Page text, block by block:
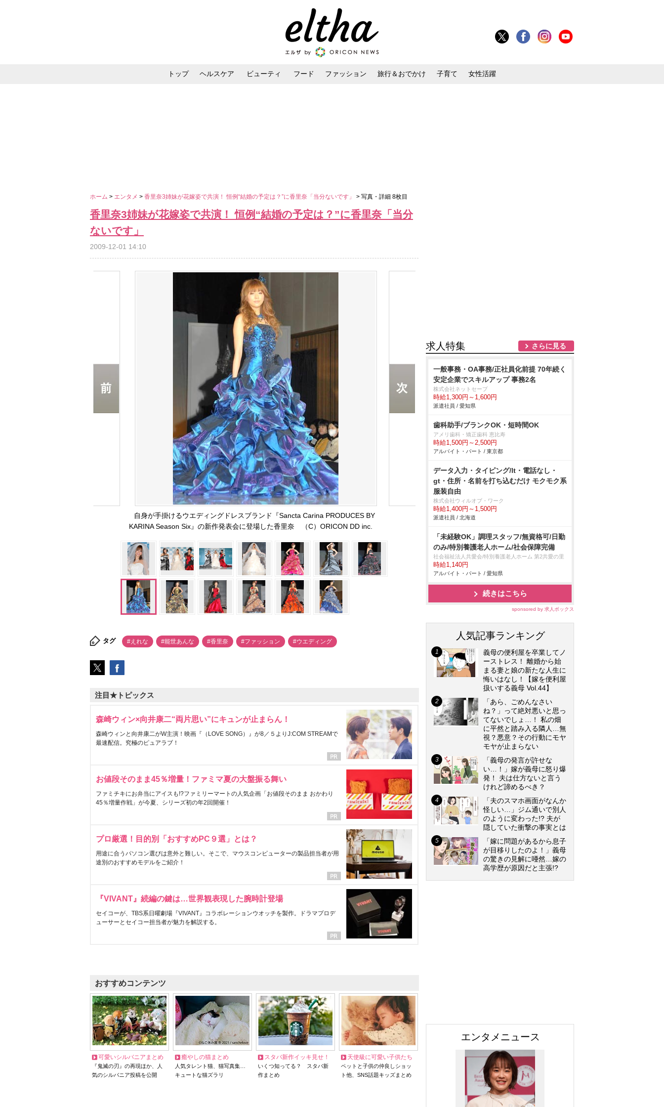
トップ ヘルスケア ビューティ フード ファッション 旅行＆おでかけ 子育て 女性活躍
ホーム > エンタメ > 香里奈3姉妹が花嫁姿で共演！ 恒例“結婚の予定は？”に香里奈「当分ないです」 > 写真・詳細 8枚目
香里奈3姉妹が花嫁姿で共演！ 恒例“結婚の予定は？”に香里奈「当分
ないです」
2009-12-01 14:10
自身が手掛けるウエディングドレスブランド『Sancta Carina PRODUCES BY
KARINA Season Six』の新作発表会に登場した香里奈 （C）ORICON DD inc.
タグ #えれな #能世あんな #香里奈 #ファッション #ウエディング
注目★トピックス
森崎ウィン×向井康二“両片思い”にキュンが止まらん！
森崎ウィンと向井康二がW主演！映画『（LOVE SONG）』が8／５よりJ:COM STREAMで
最速配信。究極のピュアラブ！
お値段そのまま45％増量！ファミマ夏の大盤振る舞い
ファミチキにお弁当にアイスも!?ファミリーマートの人気企画「お値段そのまま おかわり
45％増量作戦」が今夏、シリーズ初の年2回開催！
プロ厳選！目的別「おすすめPC９選」とは？
用途に合うパソコン選びは意外と難しい。そこで、マウスコンピューターの製品担当者が用
途別のおすすめモデルをご紹介！
『VIVANT』続編の鍵は…世界観表現した腕時計登場
セイコーが、TBS系日曜劇場『VIVANT』コラボレーションウオッチを製作。ドラマプロデ
ューサーとセイコー担当者が魅力を解説する。
おすすめコンテンツ
可愛いシルバニアまとめ
『鬼滅の刃』の再現ほか、人
気のシルバニア投稿を公開
癒やしの猫まとめ
人気タレント猫、猫写真集…
キュートな猫ズラリ
スタバ新作イッキ見せ！
いくつ知ってる？ スタバ新
作まとめ
天使級に可愛い子供たち
ペットと子供の仲良しショッ
ト他、SNS話題キッズまとめ
求人特集 さらに見る
一般事務・OA事務/正社員化前提 70年続く
安定企業でスキルアップ 事務2名
株式会社ネットセーブ
時給1,300円～1,600円
派遣社員 / 愛知県
歯科助手/ブランクOK・短時間OK
アメリ歯科・矯正歯科 恵比寿
時給1,500円～2,500円
アルバイト・パート / 東京都
データ入力・タイピング/lt・電話なし・
gt・住所・名前を打ち込むだけ モクモク系
服装自由
株式会社ウィルオブ・ワーク
時給1,400円～1,500円
派遣社員 / 北海道
「未経験OK」調理スタッフ/無資格可/日勤
のみ/特別養護老人ホーム/社会保障完備
社会福祉法人共愛会/特別養護老人ホーム 第2共愛の里
時給1,140円
アルバイト・パート / 愛知県
続きはこちら
sponsored by 求人ボックス
人気記事ランキング
義母の便利屋を卒業してノ
ーストレス！ 離婚から始
まる妻と娘の新たな人生に
悔いはなし！【嫁を便利屋
扱いする義母 Vol.44】
「あら、ごめんなさい
ね？」って絶対悪いと思っ
てないでしょ…！ 私の畑
に平然と踏み入る隣人…無
視？悪意？その行動にモヤ
モヤが止まらない
「義母の発言が許せな
い…！」嫁が義母に怒り爆
発！ 夫は仕方ないと言う
けれど諦めるべき？
「夫のスマホ画面がなんか
怪しい…」ジム通いで別人
のように変わった!? 夫が
隠していた衝撃の事実とは
「嫁に問題があるから息子
が目移りしたのよ！」義母
の驚きの見解に唖然…嫁の
高学歴が原因だと主張!?
エンタメニュース